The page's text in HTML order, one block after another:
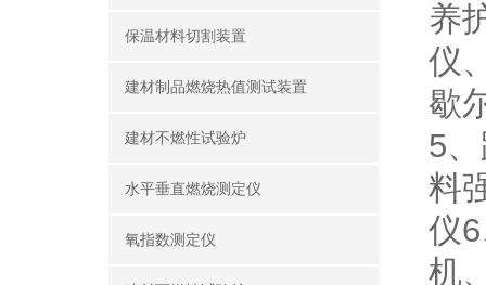
保温材料切割装置
建材制品燃烧热值测试装置
建材不燃性试验炉
水平垂直燃烧测定仪
氧指数测定仪
养
仪
歇
5
料
仪
机